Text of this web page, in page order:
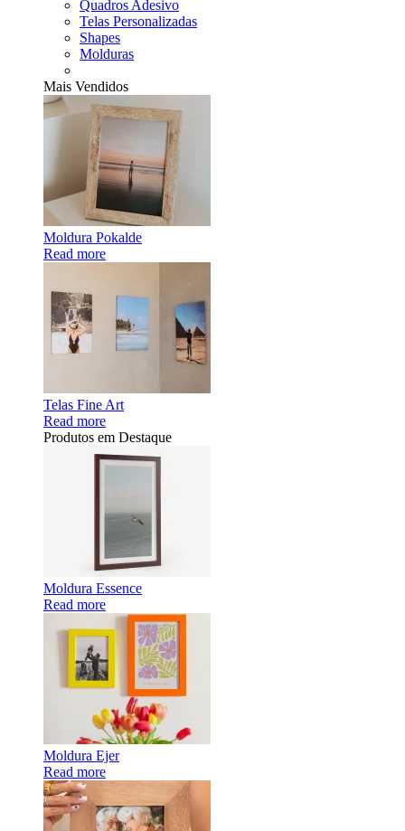
Quadros Adesivo
Telas Personalizadas
Shapes
Molduras
Mais Vendidos
Moldura Pokalde
Read more
Telas Fine Art
Read more
Produtos em Destaque
Moldura Essence
Read more
Moldura Ejer
Read more